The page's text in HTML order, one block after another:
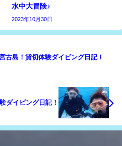
水中大冒険♪
2023年10月30日
古島！貸切体験ダイビング日記！
ダイビング日記！